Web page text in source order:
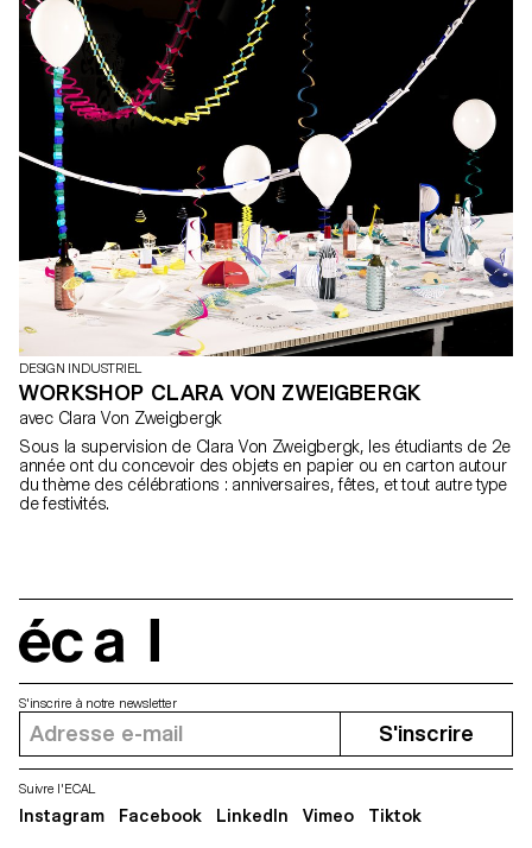
DESIGN INDUSTRIEL
WORKSHOP CLARA VON ZWEIGBERGK
avec Clara Von Zweigbergk
Sous la supervision de Clara Von Zweigbergk, les étudiants de 2e
année ont du concevoir des objets en papier ou en carton autour
du thème des célébrations : anniversaires, fêtes, et tout autre type
de festivités.
S'inscrire à notre newsletter
S'inscrire
Suivre l'ECAL
Instagram Facebook LinkedIn Vimeo Tiktok